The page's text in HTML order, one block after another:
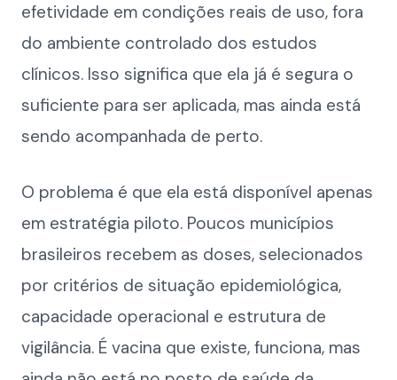
efetividade em condições reais de uso, fora
do ambiente controlado dos estudos
clínicos. Isso significa que ela já é segura o
suficiente para ser aplicada, mas ainda está
sendo acompanhada de perto.
O problema é que ela está disponível apenas
em estratégia piloto. Poucos municípios
brasileiros recebem as doses, selecionados
por critérios de situação epidemiológica,
capacidade operacional e estrutura de
vigilância. É vacina que existe, funciona, mas